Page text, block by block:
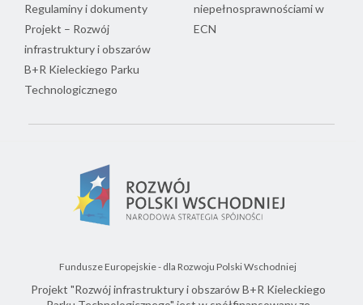
Regulaminy i dokumenty
Projekt – Rozwój
infrastruktury i obszarów
B+R Kieleckiego Parku
Technologicznego
niepełnosprawnościami w
ECN
Fundusze Europejskie - dla Rozwoju Polski Wschodniej
Projekt "Rozwój infrastruktury i obszarów B+R Kieleckiego